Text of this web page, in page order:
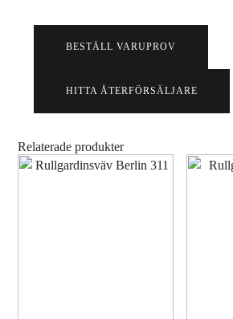
BESTÄLL VARUPROV
HITTA ÅTERFÖRSÄLJARE
Relaterade produkter